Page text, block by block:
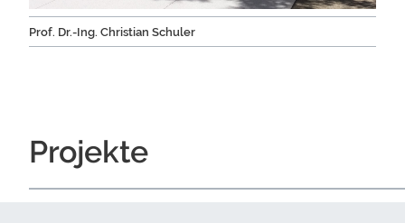
Prof. Dr.-Ing. Christian Schuler
Projekte